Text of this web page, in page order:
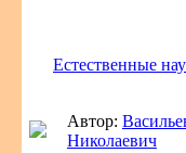
Естественные
Автор:
Николаевич